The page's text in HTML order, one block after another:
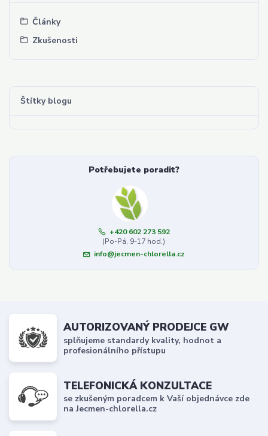
Články
Zkušenosti
Štítky blogu
Potřebujete poradit?
+420 602 273 592
(Po-Pá, 9-17 hod.)
info@jecmen-chlorella.cz
AUTORIZOVANÝ PRODEJCE GW
splňujeme standardy kvality, hodnot a
profesionálního přístupu
TELEFONICKÁ KONZULTACE
se zkušeným poradcem k Vaší objednávce zde
na Jecmen-chlorella.cz